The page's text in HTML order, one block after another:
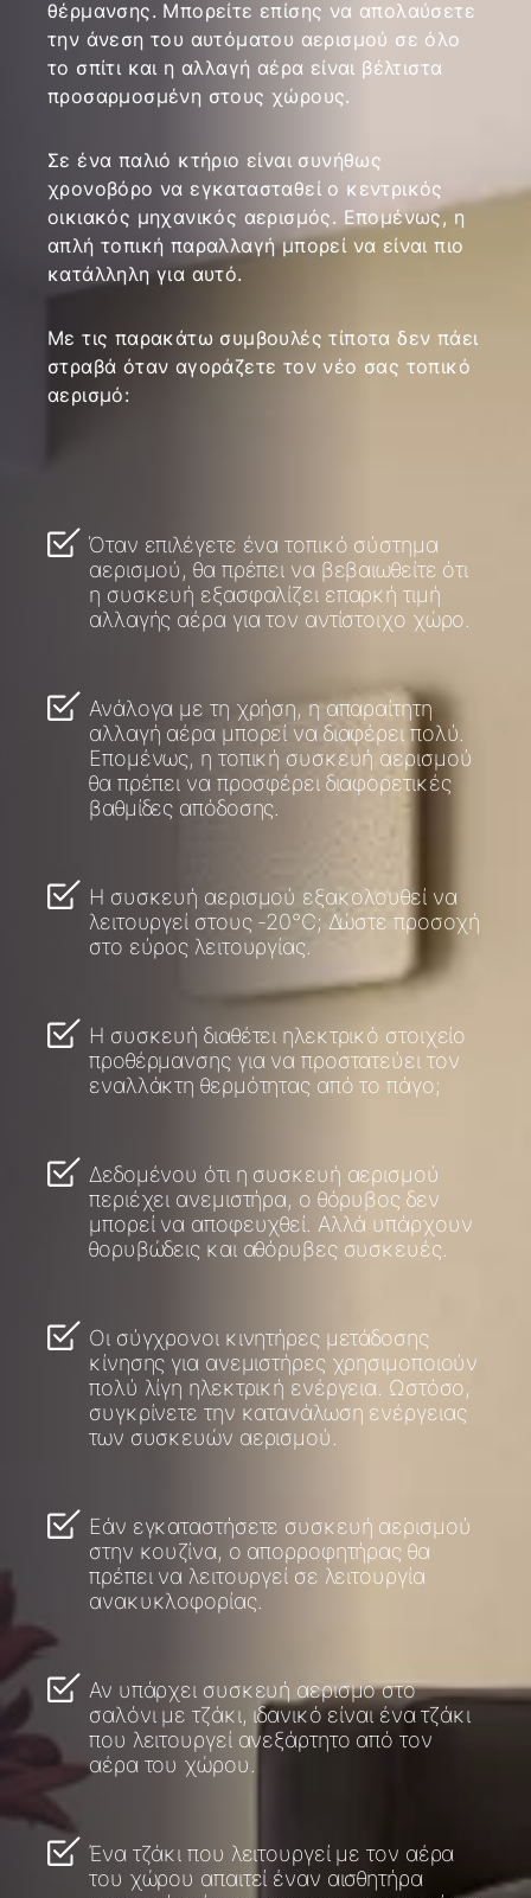
θέρμανσης. Μπορείτε επίσης να απολαύσετε
την άνεση του αυτόματου αερισμού σε όλο
το σπίτι και η αλλαγή αέρα είναι βέλτιστα
προσαρμοσμένη στους χώρους.
Σε ένα παλιό κτήριο είναι συνήθως
χρονοβόρο να εγκατασταθεί ο κεντρικός
οικιακός μηχανικός αερισμός. Επομένως, η
απλή τοπική παραλλαγή μπορεί να είναι πιο
κατάλληλη για αυτό.
Με τις παρακάτω συμβουλές τίποτα δεν πάει
στραβά όταν αγοράζετε τον νέο σας τοπικό
αερισμό:
Όταν επιλέγετε ένα τοπικό σύστημα
αερισμού, θα πρέπει να βεβαιωθείτε ότι
η συσκευή εξασφαλίζει επαρκή τιμή
αλλαγής αέρα για τον αντίστοιχο χώρο.
Ανάλογα με τη χρήση, η απαραίτητη
αλλαγή αέρα μπορεί να διαφέρει πολύ.
Επομένως, η τοπική συσκευή αερισμού
θα πρέπει να προσφέρει διαφορετικές
βαθμίδες απόδοσης.
Η συσκευή αερισμού εξακολουθεί να
λειτουργεί στους -20°C; Δώστε προσοχή
στο εύρος λειτουργίας.
Η συσκευή διαθέτει ηλεκτρικό στοιχείο
προθέρμανσης για να προστατεύει τον
εναλλάκτη θερμότητας από το πάγο;
Δεδομένου ότι η συσκευή αερισμού
περιέχει ανεμιστήρα, ο θόρυβος δεν
μπορεί να αποφευχθεί. Αλλά υπάρχουν
θορυβώδεις και αθόρυβες συσκευές.
Οι σύγχρονοι κινητήρες μετάδοσης
κίνησης για ανεμιστήρες χρησιμοποιούν
πολύ λίγη ηλεκτρική ενέργεια. Ωστόσο,
συγκρίνετε την κατανάλωση ενέργειας
των συσκευών αερισμού.
Εάν εγκαταστήσετε συσκευή αερισμού
στην κουζίνα, ο απορροφητήρας θα
πρέπει να λειτουργεί σε λειτουργία
ανακυκλοφορίας.
Αν υπάρχει συσκευή αερισμο στο
σαλόνι με τζάκι, ιδανικό είναι ένα τζάκι
που λειτουργεί ανεξάρτητο από τον
αέρα του χώρου.
Ένα τζάκι που λειτουργεί με τον αέρα
του χώρου απαιτεί έναν αισθητήρα